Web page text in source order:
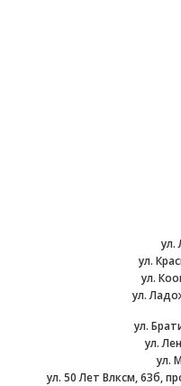
ул.
ул.
ул.
ул.
ул.
ул.
ул.
ул. 50 Лет Влксм, 63б,